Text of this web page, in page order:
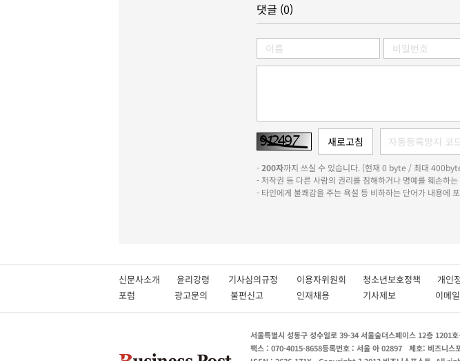
댓글 (0)
-200자까지 쓰실 수 있습니다. (현재 0 byte / 최대
- 저작권 등 다른 사람의 권리를 침해하거나 명예를 훼손하
- 타인에게 불쾌감을 주는 욕설 등 비하하는 단어가 내용에
신문사소개 윤리강령 기사심의규정 이용자위원회 청소년보호정책 개
포럼
광고문의 불편신고 인재채용 기사제보 이메
서울특별시 성동구 성수일로 39-34 서울숲더스페이스 12층 1201
팩스 : 070-4015-8658등록번호 : 서울 아 02897 제호: 비즈니스